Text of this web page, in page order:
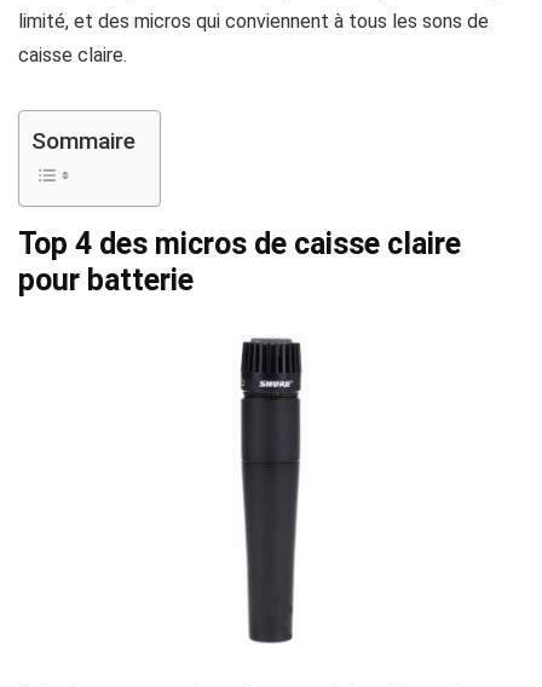
limité, et des micros qui conviennent à tous les sons de
caisse claire.
Sommaire
Top 4 des micros de caisse claire
pour batterie